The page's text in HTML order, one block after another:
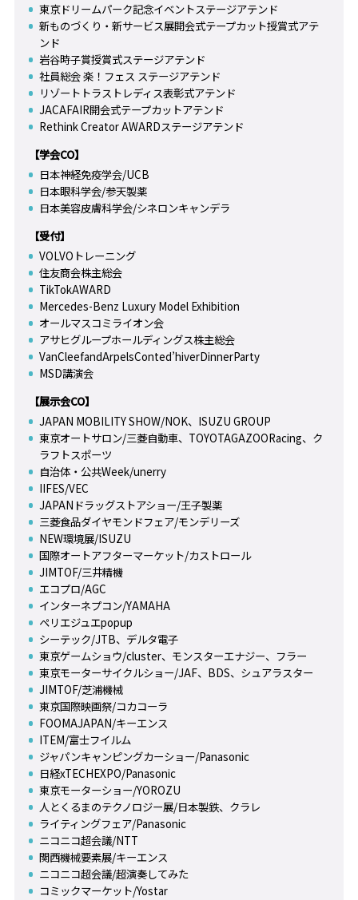
東京ドリームパーク記念イベントステージアテンド
新ものづくり・新サービス展開会式テープカット授賞式アテ
ンド
岩谷時子賞授賞式ステージアテンド
社員総会 楽！フェス ステージアテンド
リゾートトラストレディス表彰式アテンド
JACAFAIR開会式テープカットアテンド
Rethink Creator AWARDステージアテンド
【学会CO】
日本神経免疫学会/UCB
日本眼科学会/参天製薬
日本美容皮膚科学会/シネロンキャンデラ
【受付】
VOLVOトレーニング
住友商会株主総会
TikTokAWARD
Mercedes-Benz Luxury Model Exhibition
オールマスコミライオン会
アサヒグループホールディングス株主総会
VanCleefandArpelsConted’hiverDinnerParty
MSD講演会
【展示会CO】
JAPAN MOBILITY SHOW/NOK、ISUZU GROUP
東京オートサロン/三菱自動車、TOYOTAGAZOORacing、ク
ラフトスポーツ
自治体・公共Week/unerry
IIFES/VEC
JAPANドラッグストアショー/王子製薬
三菱食品ダイヤモンドフェア/モンデリーズ
NEW環境展/ISUZU
国際オートアフターマーケット/カストロール
JIMTOF/三井精機
エコプロ/AGC
インターネプコン/YAMAHA
ペリエジュエpopup
シーテック/JTB、デルタ電子
東京ゲームショウ/cluster、モンスターエナジー、フラー
東京モーターサイクルショー/JAF、BDS、シュアラスター
JIMTOF/芝浦機械
東京国際映画祭/コカコーラ
FOOMAJAPAN/キーエンス
ITEM/富士フイルム
ジャパンキャンピングカーショー/Panasonic
日経xTECHEXPO/Panasonic
東京モーターショー/YOROZU
人とくるまのテクノロジー展/日本製鉄、クラレ
ライティングフェア/Panasonic
ニコニコ超会議/NTT
関西機械要素展/キーエンス
ニコニコ超会議/超演奏してみた
コミックマーケット/Yostar